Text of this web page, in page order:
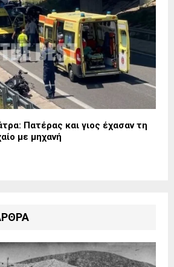
Πατέρας και γιος έχασαν τη
με μηχανή